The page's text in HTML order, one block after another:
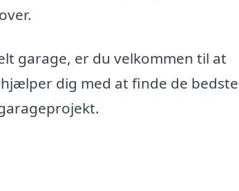
garage, er du velkommen til at
dig med at finde de bedste